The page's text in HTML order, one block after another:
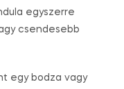
egyszerre
csendesebb
egy bodza vagy